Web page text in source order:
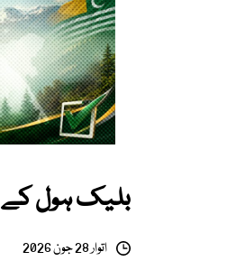
بلیک ہول کے
اتوار 28 جون 2026